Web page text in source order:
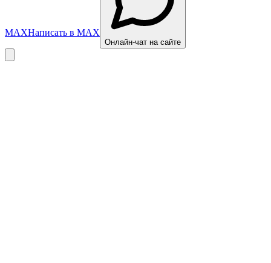
MAXНаписать в MAX
Онлайн-чат на сайте